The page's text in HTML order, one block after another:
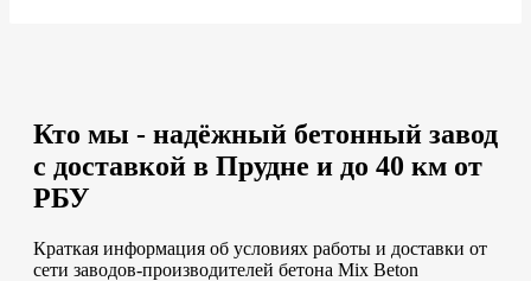
Кто мы - надёжный бетонный завод
с доставкой в Прудне и до 40 км от
РБУ
Краткая информация об условиях работы и доставки от
сети заводов-производителей бетона Mix Beton